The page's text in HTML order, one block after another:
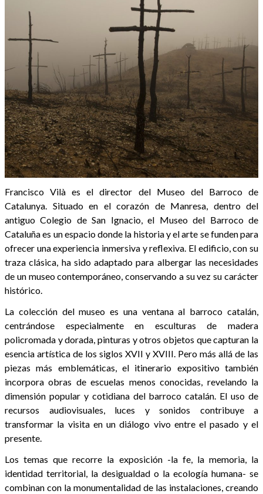
Francisco Vilà es el director del Museo del Barroco de
Catalunya. Situado en el corazón de Manresa, dentro del
antiguo Colegio de San Ignacio, el Museo del Barroco de
Cataluña es un espacio donde la historia y el arte se funden para
ofrecer una experiencia inmersiva y reflexiva. El edificio, con su
traza clásica, ha sido adaptado para albergar las necesidades
de un museo contemporáneo, conservando a su vez su carácter
histórico.
La colección del museo es una ventana al barroco catalán,
centrándose especialmente en esculturas de madera
policromada y dorada, pinturas y otros objetos que capturan la
esencia artística de los siglos XVII y XVIII. Pero más allá de las
piezas más emblemáticas, el itinerario expositivo también
incorpora obras de escuelas menos conocidas, revelando la
dimensión popular y cotidiana del barroco catalán. El uso de
recursos audiovisuales, luces y sonidos contribuye a
transformar la visita en un diálogo vivo entre el pasado y el
presente.
Los temas que recorre la exposición -la fe, la memoria, la
identidad territorial, la desigualdad o la ecología humana- se
combinan con la monumentalidad de las instalaciones, creando